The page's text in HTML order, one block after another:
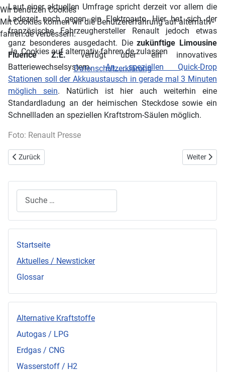
Laut einer aktuellen Umfrage spricht derzeit vor allem die
Ladezeit noch gegen ein Elektroauto. Hier hat sich der
französische Fahrzeughersteller Renault jedoch etwas
ganz besonderes ausgedacht. Diezukünftige Limousine
Fluence Z.E.verfügt über ein innovatives
Batteriewechselsystem.An speziellen Quick-Drop
Stationen soll der Akkuaustausch in gerade mal 3 Minuten
möglich sein. Natürlich ist hier auch weiterhin eine
Standardladung an der heimischen Steckdose sowie ein
Schnellladen an speziellen Kraftstrom-Säulen möglich.
Foto: Renault Presse
Vorheriger Beitrag: Umfrage: Was treibt uns in Zukunft an?
Zurück Nächster
Weiter
Suchen
Startseite
Aktuelles / Newsticker
Glossar
Alternative Kraftstoffe
Autogas / LPG
Erdgas / CNG
Wasserstoff / H2
Wir benutzen Cookies
Mit Cookies können wir die Benutzererfahrung auf alternativ-
fahren.de verbessern.
Ja, Cookies auf alternativ-fahren.de zulassen
Datenschutzerklärung